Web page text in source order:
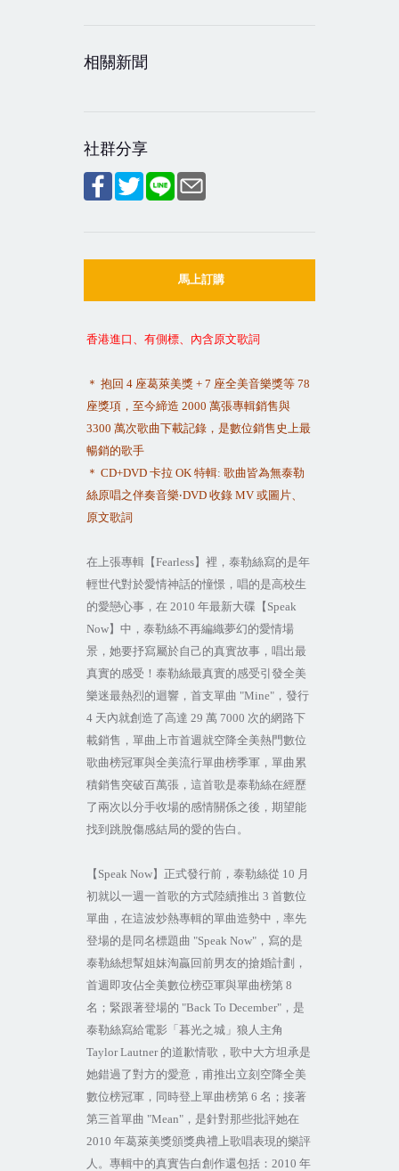
相關新聞
社群分享
馬上訂購
香港進口、有側標、內含原文歌詞
＊ 抱回 4 座葛萊美獎 + 7 座全美音樂獎等 78
座獎項，至今締造 2000 萬張專輯銷售與
3300 萬次歌曲下載記錄，是數位銷售史上最
暢銷的歌手
＊ CD+DVD 卡拉 OK 特輯: 歌曲皆為無泰勒
絲原唱之伴奏音樂‧DVD 收錄 MV 或圖片、
原文歌詞
在上張專輯【Fearless】裡，泰勒絲寫的是年
輕世代對於愛情神話的憧憬，唱的是高校生
的愛戀心事，在 2010 年最新大碟【 Speak
Now】中，泰勒絲不再編織夢幻的愛情場
景，她要抒寫屬於自己的真實故事，唱出最
真實的感受！泰勒絲最真實的感受引發全美
樂迷最熱烈的迴響，首支單曲 "Mine"，發行
4 天內就創造了高達 29 萬 7000 次的網路下
載銷售，單曲上市首週就空降全美熱門數位
歌曲榜冠軍與全美流行單曲榜季軍，單曲累
積銷售突破百萬張，這首歌是泰勒絲在經歷
了兩次以分手收場的感情關係之後，期望能
找到跳脫傷感結局的愛的告白。
【 Speak Now】正式發行前，泰勒絲從 10 月
初就以一週一首歌的方式陸續推出 3 首數位
單曲，在這波炒熱專輯的單曲造勢中，率先
登場的是同名標題曲 "Speak Now"，寫的是
泰勒絲想幫姐妹淘贏回前男友的搶婚計劃，
首週即攻佔全美數位榜亞軍與單曲榜第 8
名；緊跟著登場的 "Back To December"，是
泰勒絲寫給電影「暮光之城」狼人主角
Taylor Lautner 的道歉情歌，歌中大方坦承是
她錯過了對方的愛意，甫推出立刻空降全美
數位榜冠軍，同時登上單曲榜第 6 名；接著
第三首單曲 "Mean"，是針對那些批評她在
2010 年葛萊美獎頒獎典禮上歌唱表現的樂評
人。專輯中的真實告白創作還包括： 2010 年